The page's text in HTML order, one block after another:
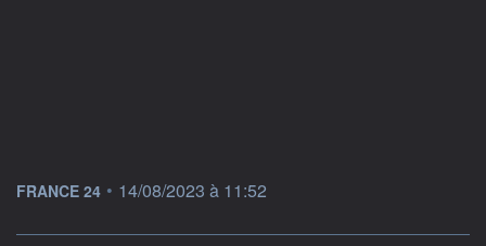
information fournie par
FRANCE 24 • 14/08/2023 à 11:52